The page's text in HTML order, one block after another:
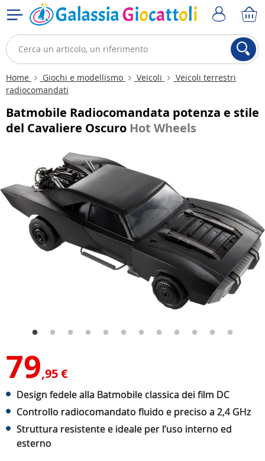
Home Giochi e modellismo Veicoli
Veicoli terrestri
radiocomandati
Batmobile Radiocomandata potenza e stile
del Cavaliere Oscuro Hot Wheels
79,95 €
Design fedele alla Batmobile classica dei film DC
Controllo radiocomandato fluido e preciso a 2,4 GHz
Struttura resistente e ideale per l’uso interno ed
esterno